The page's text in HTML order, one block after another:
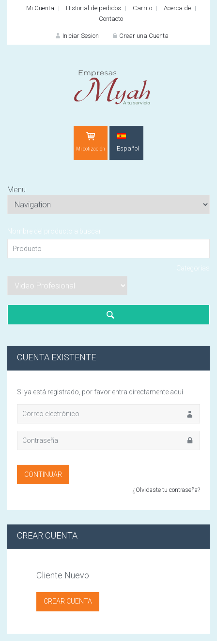
Mi Cuenta Historial de pedidos Carrito
Acerca de
Contacto
Iniciar Sesion
¿Cliente nuevo?
Crear una Cuenta
Mi cotización
Su
Español
English
Menu
Nombre del producto a buscar
Categorias
CUENTA EXISTENTE
Si ya está registrado, por favor entra directamente aquí
¿Olvidaste tu contraseña?
CREAR CUENTA
Cliente Nuevo